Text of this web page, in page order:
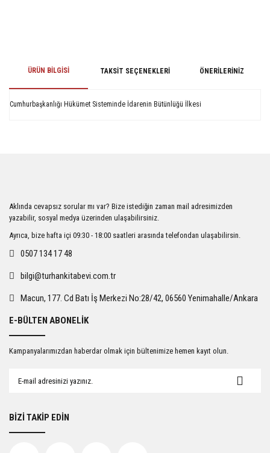
ÜRÜN BILGISI TAKSIT SEÇENEKLERI ÖNERILERINIZ
Cumhurbaşkanlığı Hükümet Sisteminde İdarenin Bütünlüğü İlkesi
Ürün açıklamasında eksik bilgiler bulunuyor.
Ürün bilgilerinde hatalar bulunuyor.
Ürün fiyatı diğer sitelerden daha pahalı.
Gönder
Aklında cevapsız sorular mı var? Bize istediğin zaman mail adresimizden
yazabilir, sosyal medya üzerinden ulaşabilirsiniz.
Ayrıca, bize hafta içi 09:30 - 18:00 saatleri arasında telefondan ulaşabilirsin.
0507 134 17 48
bilgi@turhankitabevi.com.tr
Macun, 177. Cd Batı İş Merkezi No:28/42, 06560 Yenimahalle/Ankara
E-BÜLTEN ABONELİK
Kampanyalarımızdan haberdar olmak için bültenimize hemen kayıt olun.
BİZİ TAKİP EDİN